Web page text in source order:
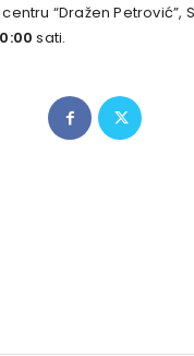
“Dražen Petrović”,
sati.